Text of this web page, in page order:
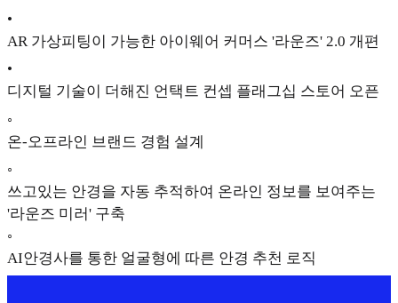
•
AR 가상피팅이 가능한 아이웨어 커머스 '라운즈' 2.0 개편
•
디지털 기술이 더해진 언택트 컨셉 플래그십 스토어 오픈
◦
온-오프라인 브랜드 경험 설계
◦
쓰고있는 안경을 자동 추적하여 온라인 정보를 보여주는
'라운즈 미러' 구축
◦
AI안경사를 통한 얼굴형에 따른 안경 추천 로직